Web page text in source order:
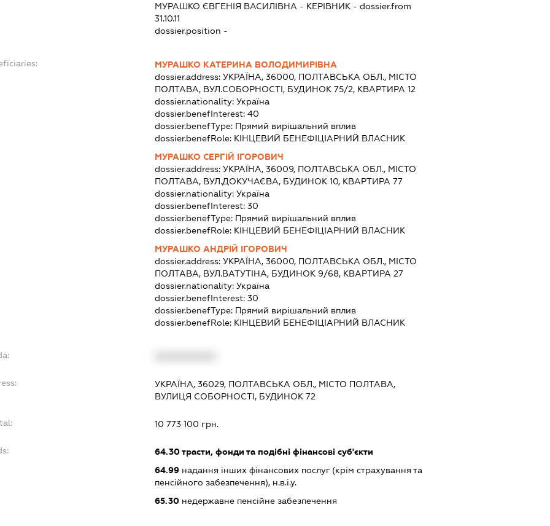
МУРАШКО ЄВГЕНІЯ ВАСИЛІВНА - КЕРІВНИК - dossier.from
31.10.11
dossier.position -
МУРАШКО КАТЕРИНА ВОЛОДИМИРІВНА
dossier.address: УКРАЇНА, 36000, ПОЛТАВСЬКА ОБЛ., МІСТО
ПОЛТАВА, ВУЛ.СОБОРНОСТІ, БУДИНОК 75/2, КВАРТИРА 12
dossier.nationality: Україна
dossier.benefInterest: 40
dossier.benefType: Прямий вирішальний вплив
dossier.benefRole: КІНЦЕВИЙ БЕНЕФІЦІАРНИЙ ВЛАСНИК
МУРАШКО СЕРГІЙ ІГОРОВИЧ
dossier.address: УКРАЇНА, 36009, ПОЛТАВСЬКА ОБЛ., МІСТО
ПОЛТАВА, ВУЛ.ДОКУЧАЄВА, БУДИНОК 10, КВАРТИРА 77
dossier.nationality: Україна
dossier.benefInterest: 30
dossier.benefType: Прямий вирішальний вплив
dossier.benefRole: КІНЦЕВИЙ БЕНЕФІЦІАРНИЙ ВЛАСНИК
МУРАШКО АНДРІЙ ІГОРОВИЧ
dossier.address: УКРАЇНА, 36000, ПОЛТАВСЬКА ОБЛ., МІСТО
ПОЛТАВА, ВУЛ.ВАТУТІНА, БУДИНОК 9/68, КВАРТИРА 27
dossier.nationality: Україна
dossier.benefInterest: 30
dossier.benefType: Прямий вирішальний вплив
dossier.benefRole: КІНЦЕВИЙ БЕНЕФІЦІАРНИЙ ВЛАСНИК
УКРАЇНА, 36029, ПОЛТАВСЬКА ОБЛ., МІСТО ПОЛТАВА,
ВУЛИЦЯ СОБОРНОСТІ, БУДИНОК 72
10 773 100 грн.
64.30трасти, фонди та подібні фінансові суб'єкти
64.99надання інших фінансових послуг (крім страхування та
пенсійного забезпечення), н.в.і.у.
65.30недержавне пенсійне забезпечення